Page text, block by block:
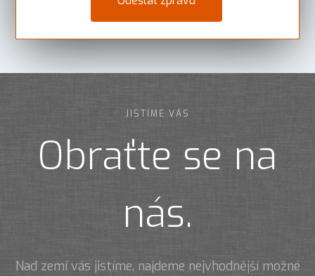
JISTÍME VÁS
Obraťte se na
nás.
Nad zemí vás jistíme, najdeme nejvhodnější možné